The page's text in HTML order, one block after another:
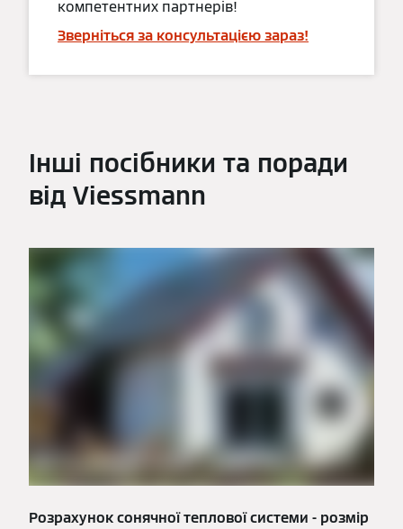
компетентних партнерів!
Зверніться за консультацією зараз!
Інші посібники та поради
від Viessmann
Розрахунок сонячної теплової системи - розмір